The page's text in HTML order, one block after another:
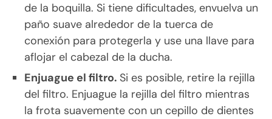
de la boquilla. Si tiene dificultades, envuelva un
paño suave alrededor de la tuerca de
conexión para protegerla y use una llave para
aflojar el cabezal de la ducha.
Enjuague el filtro. Si es posible, retire la rejilla
del filtro. Enjuague la rejilla del filtro mientras
la frota suavemente con un cepillo de dientes